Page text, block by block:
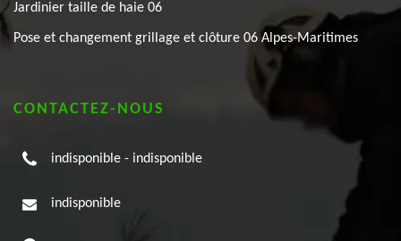
Jardinier taille de haie 06
Pose et changement grillage et clôture 06 Alpes-Maritimes
CONTACTEZ-NOUS
indisponible - indisponible
indisponible